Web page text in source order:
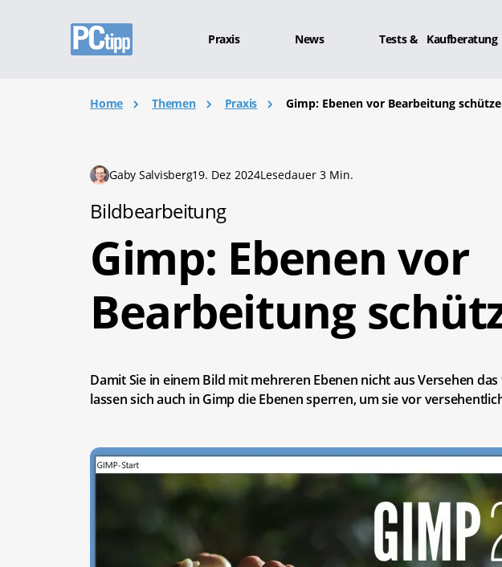
Praxis News Tests & Kaufberatung
Home Themen Praxis Gimp: Ebenen vor Bearbeitung
Gaby Salvisberg19. Dez 2024Lesedauer 3 Min.
Bildbearbeitung
Gimp: Ebenen vor
Bearbeitung
Damit Sie in einem Bild mit mehreren Ebenen nicht aus Versehen
lassen sich auch in Gimp die Ebenen sperren, um sie vor